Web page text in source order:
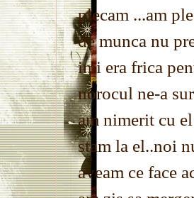
plecam ...am
de munca nu
imi era frica
norocul ne-a
am nimerit cu
stam la el..noi
aveam ce face